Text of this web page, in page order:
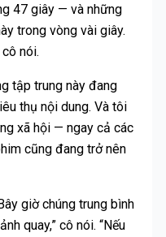
47 giây — và những
trong vòng vài giây.
nói.
tập trung này đang
thụ nội dung. Và tôi
xã hội — ngay cả các
cũng đang trở nên
giờ chúng trung bình
quay,” cô nói. “Nếu